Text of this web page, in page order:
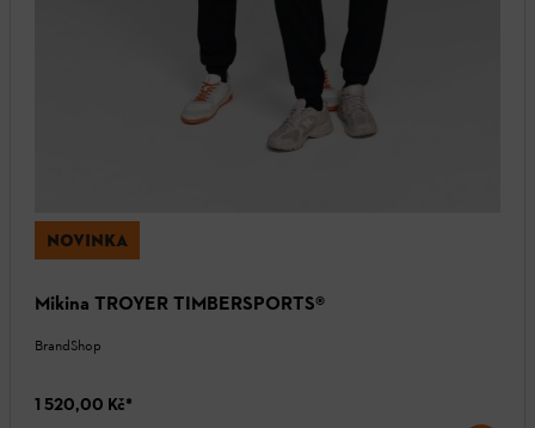
NOVINKA
Mikina TROYER TIMBERSPORTS®
BrandShop
1 520,00 Kč*